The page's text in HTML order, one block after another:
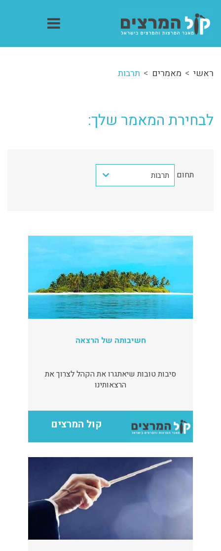
ראשי מאמרים תרבות
לבחירת המאמר שלך:
תחום תרבות
חשיבותה של הרצאה
סיבות טובות שיאתגרו את הקהל לצרוך את
הרצאותינו
קול המרצים